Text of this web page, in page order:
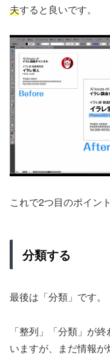
夫すると良いです。
これで2つ目のポイン
分類する
最後は「分類」です。
「整列」「分類」が
いますが、まだ情報が